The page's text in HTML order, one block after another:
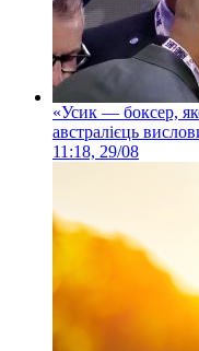
«Усик — боксер,
австралієць
11:18, 29/08